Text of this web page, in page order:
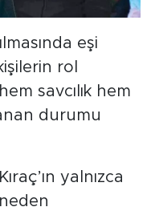
eşi
rol
savcılık hem
durumu
yalnızca